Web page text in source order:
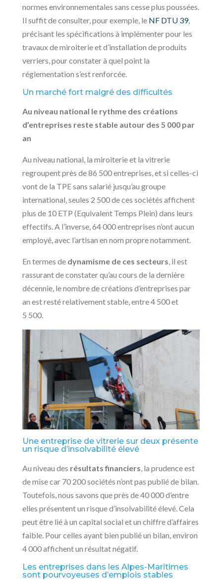
normes environnementales sans cesse plus poussées.
Il suffit de consulter, pour exemple, le NF DTU 39,
précisant les spécifications à implémenter pour les
travaux de miroiterie et d’installation de produits
verriers, pour constater à quel point la
réglementation s’est renforcée.
Un marché fort malgré des difficultés
Au niveau national le rythme des créations
d’entreprises reste stable autour des 5 000 par
an
Au niveau national, la miroiterie et la vitrerie
regroupent près de 86 500 entreprises, et si celles-ci
vont de la TPE sans salarié jusqu’au groupe
international, seules 2 500 de ces sociétés affichent
plus de 10 ETP (Equivalent Temps Plein) dans leurs
effectifs. A l’inverse, 64 000 entreprises n’ont aucun
employé, avec l’artisan en nom propre notamment.
En termes de dynamisme de ces secteurs , il est
rassurant de constater qu’au cours de la dernière
décennie, le nombre de créations d’entreprises par
an est resté relativement stable, entre 4 500 et
5 500.
Une entreprise de vitrerie sur deux présente
un risque d’insolvabilité élevé
Au niveau des résultats financiers, la prudence est
de mise car 70 200 sociétés n’ont pas publié de bilan.
Toutefois, nous savons que près de 40 000 d’entre
elles présentent un risque d’insolvabilité élevé. Cela
peut être lié à un capital social et un chiffre d’affaires
faible. Pour celles ayant bien publié un bilan, environ
4 000 affichent un résultat négatif.
Les entreprises dans les Alpes-Maritimes
sont pourvoyeuses d’emplois stables